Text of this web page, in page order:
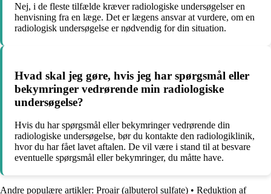
Nej, i de fleste tilfælde kræver radiologiske undersøgelser en
henvisning fra en læge. Det er lægens ansvar at vurdere, om en
radiologisk undersøgelse er nødvendig for din situation.
Hvad skal jeg gøre, hvis jeg har spørgsmål eller
bekymringer vedrørende min radiologiske
undersøgelse?
Hvis du har spørgsmål eller bekymringer vedrørende din
radiologiske undersøgelse, bør du kontakte den radiologiklinik,
hvor du har fået lavet aftalen. De vil være i stand til at besvare
eventuelle spørgsmål eller bekymringer, du måtte have.
Andre populære artikler: Proair (albuterol sulfate) • Reduktion af